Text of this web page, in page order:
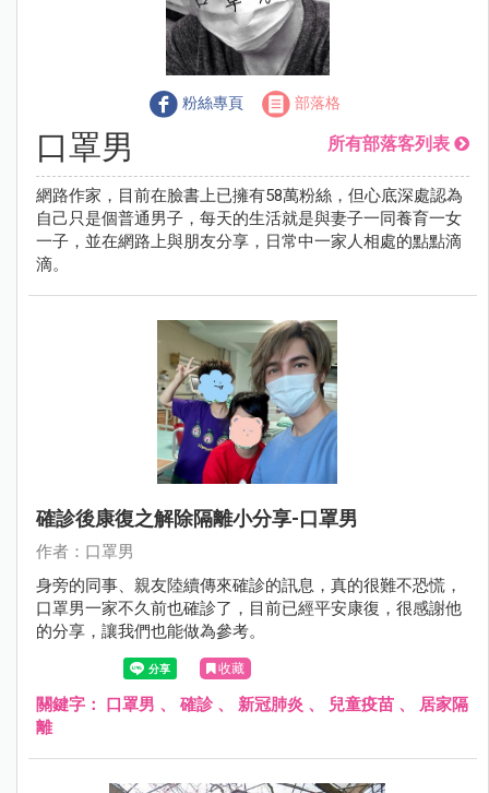
粉絲專頁 部落格
口罩男 所有部落客列表
網路作家，目前在臉書上已擁有58萬粉絲，但心底深處認為
自己只是個普通男子，每天的生活就是與妻子一同養育一女
一子，並在網路上與朋友分享，日常中一家人相處的點點滴
滴。
確診後康復之解除隔離小分享-口罩男
作者：口罩男
身旁的同事、親友陸續傳來確診的訊息，真的很難不恐慌，
口罩男一家不久前也確診了，目前已經平安康復，很感謝他
的分享，讓我們也能做為參考。
收藏
關鍵字： 口罩男 、 確診 、 新冠肺炎 、 兒童疫苗 、
居家隔
離